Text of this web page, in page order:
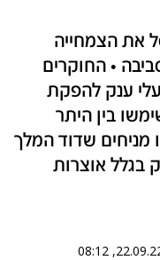
חיסל את הצמחייה
• החוקרים
ענק להפקת
בין היתר
מניחים שדוד המלך
בגלל אוצרות
22.09.22,